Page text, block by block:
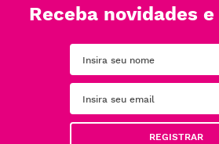
Receba novidades
REGISTRAR